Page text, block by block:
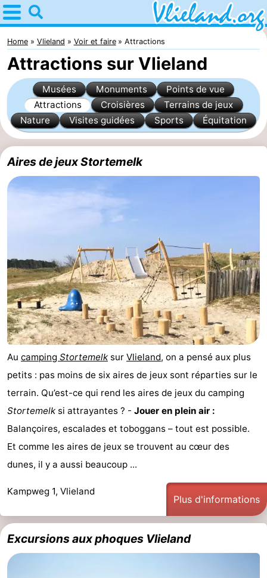
Home
Vlieland
Astuces
Avec
les
enfants
Nature
Passer
laAppartements
Last
minutes
Plages
Voir
et
faire
Lieux
d'intérêt
-
Musées
-
Monuments
-
Points
de
vue
Attractions
-
Croisières
-
Terrains
Nature
Home Vlieland Voir et faire Attractions
Attractions sur Vlieland
Musées Monuments
Points de vue
Attractions
Croisières
Terrains de jeux
Nature
Visites guidées Sports Équitation
Aires de jeux Stortemelk
Au camping Stortemelk sur Vlieland, on a pensé aux plus
petits : pas moins de six aires de jeux sont réparties sur le
terrain. Qu’est-ce qui rend les aires de jeux du camping
Stortemelk si attrayantes ? - Jouer en plein air :
Balançoires, escalades et toboggans – tout est possible.
Et comme les aires de jeux se trouvent au cœur des
dunes, il y a aussi beaucoup ...
Kampweg 1, Vlieland
Plus d'informations
Excursions aux phoques Vlieland